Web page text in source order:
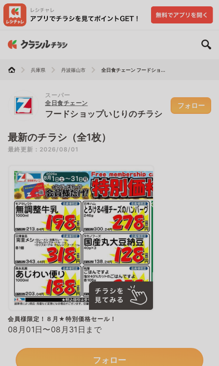
兵庫県 丹波篠山市 全日食チェーン フードショ...
スーパー
全日食チェーン
フードショップいじりのチラシ
フォロー
最新のチラシ（全1枚）
最終更新：2026/08/01
会員様限定！８月★特別価格セール！
08月01日〜08月31日まで
フォロー